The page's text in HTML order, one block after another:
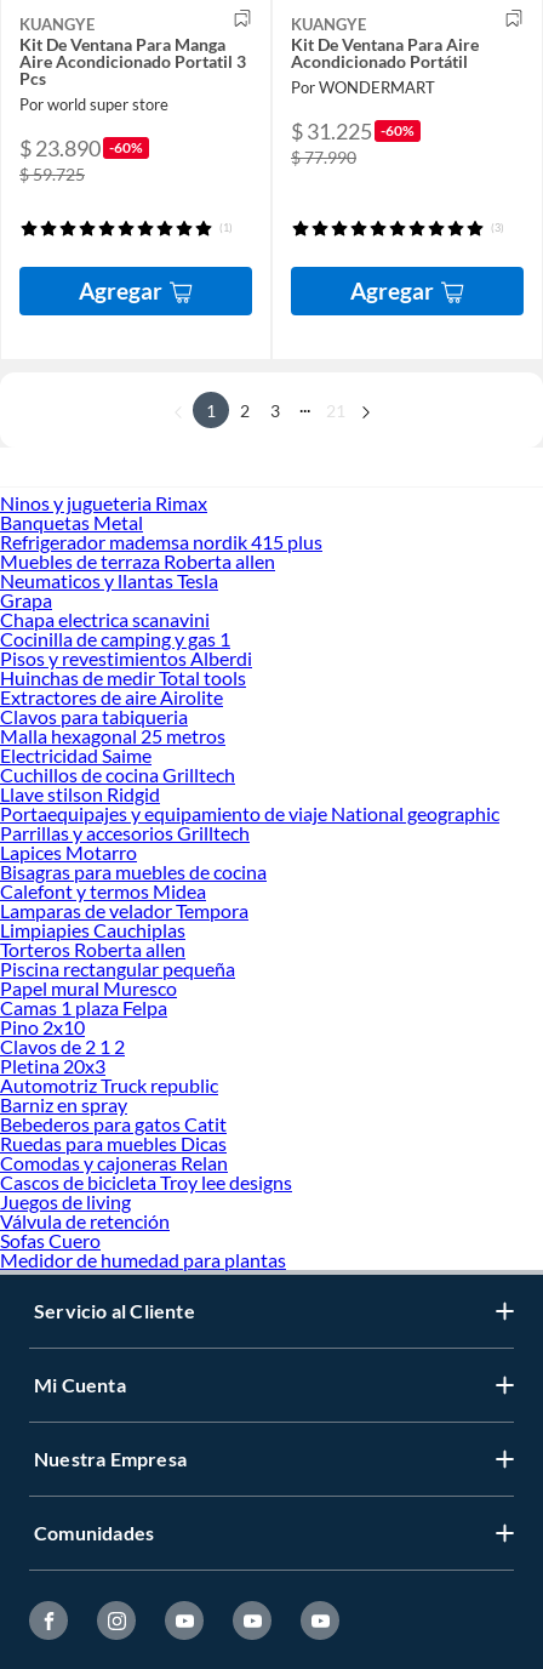
KUANGYE
Kit De Ventana Para Manga
Aire Acondicionado Portatil 3
Pcs
Por world super store
$ 23.890 -60%
$ 59.725
(1)
Agregar
KUANGYE
Kit De Ventana Para Aire
Acondicionado Portátil
Por WONDERMART
$ 31.225 -60%
$ 77.990
(3)
Agregar
1 2 3 ... 21
Ninos y jugueteria Rimax
Banquetas Metal
Refrigerador mademsa nordik 415 plus
Muebles de terraza Roberta allen
Neumaticos y llantas Tesla
Grapa
Chapa electrica scanavini
Cocinilla de camping y gas 1
Pisos y revestimientos Alberdi
Huinchas de medir Total tools
Extractores de aire Airolite
Clavos para tabiqueria
Malla hexagonal 25 metros
Electricidad Saime
Cuchillos de cocina Grilltech
Llave stilson Ridgid
Portaequipajes y equipamiento de viaje National geographic
Parrillas y accesorios Grilltech
Lapices Motarro
Bisagras para muebles de cocina
Calefont y termos Midea
Lamparas de velador Tempora
Limpiapies Cauchiplas
Torteros Roberta allen
Piscina rectangular pequeña
Papel mural Muresco
Camas 1 plaza Felpa
Pino 2x10
Clavos de 2 1 2
Pletina 20x3
Automotriz Truck republic
Barniz en spray
Bebederos para gatos Catit
Ruedas para muebles Dicas
Comodas y cajoneras Relan
Cascos de bicicleta Troy lee designs
Juegos de living
Válvula de retención
Sofas Cuero
Medidor de humedad para plantas
Servicio al Cliente
Mi Cuenta
Nuestra Empresa
Comunidades